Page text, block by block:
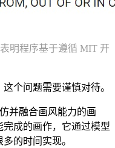
明程序基于遵循 MIT 开
个问题需要谨慎对待。
并融合画风能力的画
成的画作，它通过模型
的时间实现。